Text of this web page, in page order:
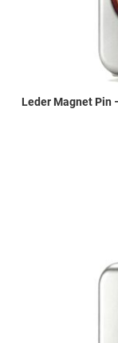
Leder Magnet Pin